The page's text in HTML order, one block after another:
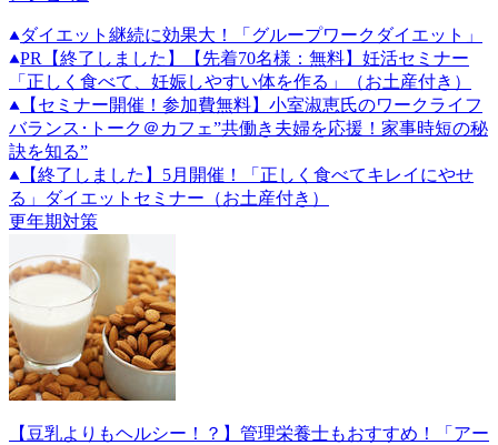
ダイエット継続に効果大！「グループワークダイエット」
PR
【終了しました】【先着70名様：無料】妊活セミナー
「正しく食べて、妊娠しやすい体を作る」（お土産付き）
【セミナー開催！参加費無料】小室淑恵氏のワークライフ
バランス･トーク＠カフェ”共働き夫婦を応援！家事時短の秘
訣を知る”
【終了しました】5月開催！「正しく食べてキレイにやせ
る」ダイエットセミナー（お土産付き）
更年期対策
【豆乳よりもヘルシー！？】管理栄養士もおすすめ！「アー